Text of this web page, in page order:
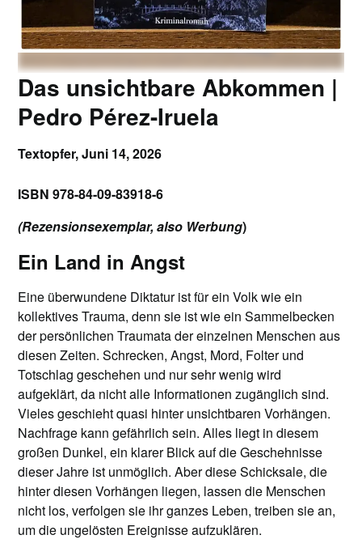
Das unsichtbare Abkommen |
Pedro Pérez-Iruela
Textopfer,Juni 14, 2026
ISBN 978-84-09-83918-6
(Rezensionsexemplar, also Werbung)
Ein Land in Angst
Eine überwundene Diktatur ist für ein Volk wie ein
kollektives Trauma, denn sie ist wie ein Sammelbecken
der persönlichen Traumata der einzelnen Menschen aus
diesen Zeiten. Schrecken, Angst, Mord, Folter und
Totschlag geschehen und nur sehr wenig wird
aufgeklärt, da nicht alle Informationen zugänglich sind.
Vieles geschieht quasi hinter unsichtbaren Vorhängen.
Nachfrage kann gefährlich sein. Alles liegt in diesem
großen Dunkel, ein klarer Blick auf die Geschehnisse
dieser Jahre ist unmöglich. Aber diese Schicksale, die
hinter diesen Vorhängen liegen, lassen die Menschen
nicht los, verfolgen sie ihr ganzes Leben, treiben sie an,
um die ungelösten Ereignisse aufzuklären.